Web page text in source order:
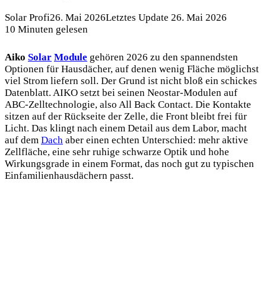
Solar Profi26. Mai 2026Letztes Update 26. Mai 2026
10 Minuten gelesen
Aiko Solar Module gehören 2026 zu den spannendsten
Optionen für Hausdächer, auf denen wenig Fläche möglichst
viel Strom liefern soll. Der Grund ist nicht bloß ein schickes
Datenblatt. AIKO setzt bei seinen Neostar-Modulen auf
ABC-Zelltechnologie, also All Back Contact. Die Kontakte
sitzen auf der Rückseite der Zelle, die Front bleibt frei für
Licht. Das klingt nach einem Detail aus dem Labor, macht
auf dem Dach aber einen echten Unterschied: mehr aktive
Zellfläche, eine sehr ruhige schwarze Optik und hohe
Wirkungsgrade in einem Format, das noch gut zu typischen
Einfamilienhausdächern passt.